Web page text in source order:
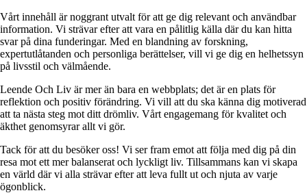
Vårt innehåll är noggrant utvalt för att ge dig relevant och användbar
information. Vi strävar efter att vara en pålitlig källa där du kan hitta
svar på dina funderingar. Med en blandning av forskning,
expertutlåtanden och personliga berättelser, vill vi ge dig en helhetssyn
på livsstil och välmående.
Leende Och Liv är mer än bara en webbplats; det är en plats för
reflektion och positiv förändring. Vi vill att du ska känna dig motiverad
att ta nästa steg mot ditt drömliv. Vårt engagemang för kvalitet och
äkthet genomsyrar allt vi gör.
Tack för att du besöker oss! Vi ser fram emot att följa med dig på din
resa mot ett mer balanserat och lyckligt liv. Tillsammans kan vi skapa
en värld där vi alla strävar efter att leva fullt ut och njuta av varje
ögonblick.